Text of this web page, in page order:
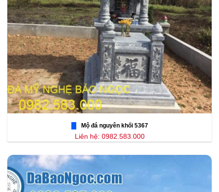
Mộ đá nguyên khối 5367
Liên hệ: 0982.583.000